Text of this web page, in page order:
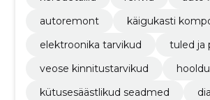
autoremont
käigukasti
elektroonika tarvikud
tuled ja
veose kinnitustarvikud
kütusesäästlikud seadmed